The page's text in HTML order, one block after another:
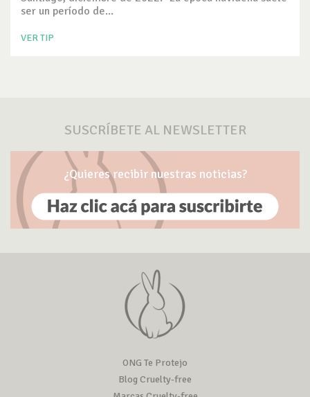
ser un período de...
VER TIP
SUSCRÍBETE AL NEWSLETTER
¿Quieres recibir nuestras noticias?
ONG Te Protejo
Blog Cruelty-free